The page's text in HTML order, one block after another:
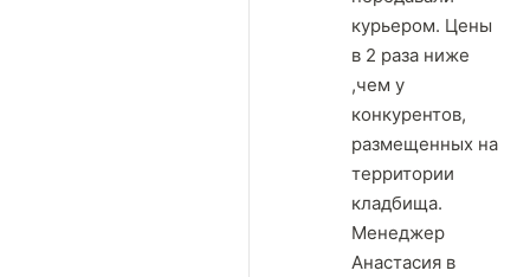
курьером. Цены
в 2 раза ниже
,чем у
конкурентов,
размещенных на
территории
кладбища.
Менеджер
Анастасия в